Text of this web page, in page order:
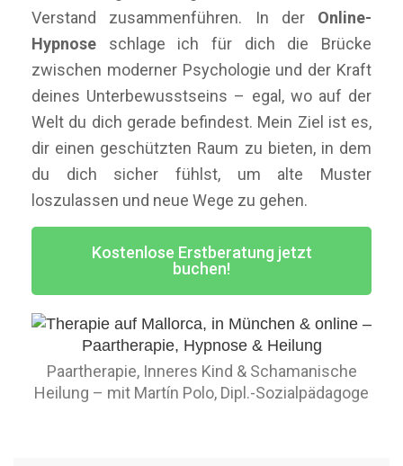
Verstand zusammenführen. In der Online-
Hypnose schlage ich für dich die Brücke
zwischen moderner Psychologie und der Kraft
deines Unterbewusstseins – egal, wo auf der
Welt du dich gerade befindest. Mein Ziel ist es,
dir einen geschützten Raum zu bieten, in dem
du dich sicher fühlst, um alte Muster
loszulassen und neue Wege zu gehen.
Kostenlose Erstberatung jetzt
buchen!
Paartherapie, Inneres Kind & Schamanische
Heilung – mit Martín Polo, Dipl.-Sozialpädagoge